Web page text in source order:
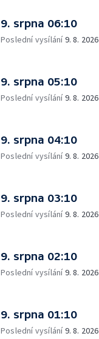
9. srpna 06:10
Poslední vysílání9. 8. 2026
9. srpna 05:10
Poslední vysílání9. 8. 2026
9. srpna 04:10
Poslední vysílání9. 8. 2026
9. srpna 03:10
Poslední vysílání9. 8. 2026
9. srpna 02:10
Poslední vysílání9. 8. 2026
9. srpna 01:10
Poslední vysílání9. 8. 2026